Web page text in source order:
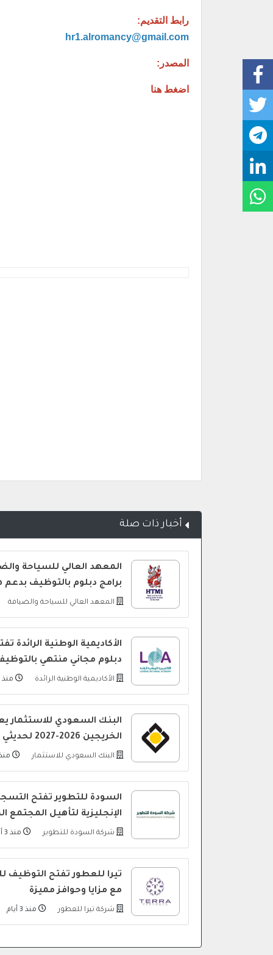
رابط التقديم:
hr1.alromancy@gmail.com
المصدر:
اضغط هنا
أخبار ذات صلة
المعهد العالي للسياحة
برامج دبلوم بالتوظيف
المعهد العالي للسياحة والضيافة
الأكاديمية الوطنية الرائدة
دبلوم مجاني منتهي
الأكاديمية الوطنية الرائدة منذ
البنك السعودي للاستثمار
الخريجين 2026-2027 لحديثي التخرج
البنك السعودي للاستثمار
السودة للتطوير تفتح
الإنجليزية لتأهيل المجتمع
شركة السودة للتطوير منذ 3 أيام
تيرا للعطور تفتح التوظيف
مع مزايا وحوافز مميزة
شركة تيرا للعطور منذ 3 أيام